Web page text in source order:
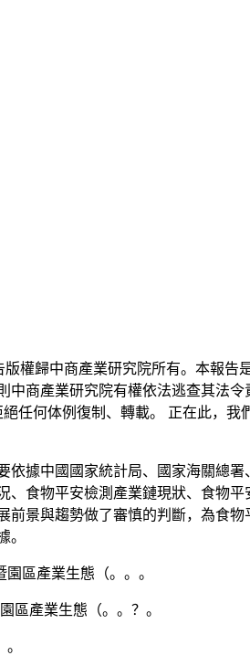
權歸中商產業研究院所有。本報告
中商產業研究院有權依法逃查其法令
任何体例復制、轉載。 正在此，我
據中國國家統計局、國家海關總署
、食物平安檢測產業鏈現狀、食物平
景與趨勢做了審慎的判斷，為食物
。
區產業生態（。。。
產業生態（。。？。